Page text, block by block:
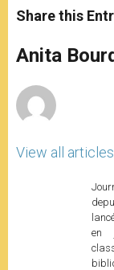
t
s
p
p
s
e
g
e
e
b
o
k
Share this
Anita
View all articles
en